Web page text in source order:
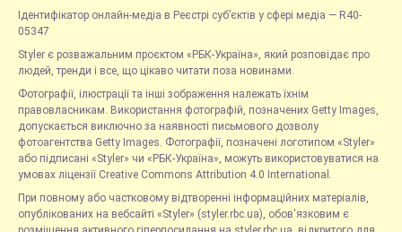
Ідентифікатор онлайн-медіа в Реєстрі суб’єктів у сфері медіа — R40-
05347
Styler є розважальним проєктом «РБК-Україна», який розповідає про
людей, тренди і все, що цікаво читати поза новинами.
Фотографії, ілюстрації та інші зображення належать їхнім
правовласникам. Використання фотографій, позначених Getty Images,
допускається виключно за наявності письмового дозволу
фотоагентства Getty Images. Фотографії, позначені логотипом «Styler»
або підписані «Styler» чи «РБК-Україна», можуть використовуватися на
умовах ліцензії Creative Commons Attribution 4.0 International.
При повному або частковому відтворенні інформаційних матеріалів,
опублікованих на вебсайті «Styler» (styler.rbc.ua), обов'язковим є